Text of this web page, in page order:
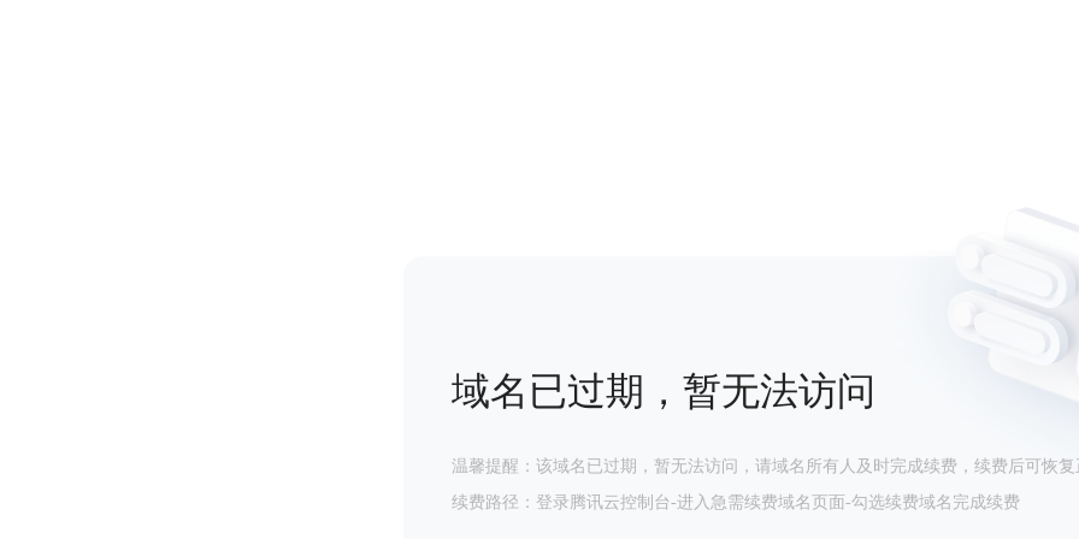
域名已过期，暂无法访问
温馨提醒：该域名已过期，暂无法访问，请域名所有人及时完成续费，续费后可恢复
续费路径：登录腾讯云控制台-进入急需续费域名页面-勾选续费域名完成续费